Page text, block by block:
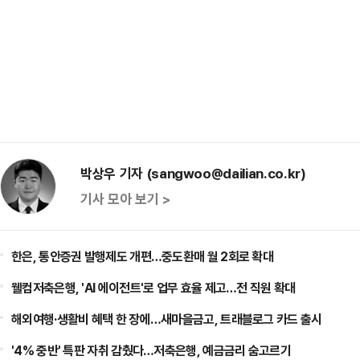
박상우 기자 (sangwoo@dailian.co.kr)
기사 모아 보기 >
한은, 통안증권 발행제도 개편…중도환매 월 2회로 확대
웰컴저축은행, 'AI 에이전트'로 업무 효율 제고…전 직원 확대
해외여행·생활비 혜택 한 장에…새마을금고, 트래블로그 카드 출시
'4% 중반' 특판 자취 감췄다…저축은행, 예금금리 숨고르기